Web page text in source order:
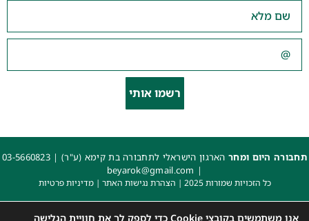
רשמו אותי
תחבורה היום ומחרהארגון הישראלי לתחבורה בת קימא (ע"ר) | 03-5660823
|
beyarok@gmail.com
כל הזכויות שמורות 2025 | הצהרת נגישות האתר |מדיניות פרטיות
אנו משתמשים בקובצי Cookie כדי לספק לך את חוויית הגלישה